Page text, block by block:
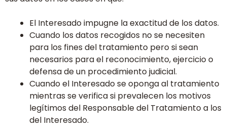
El Interesado impugne la exactitud de los datos.
Cuando los datos recogidos no se necesiten
para los fines del tratamiento pero si sean
necesarios para el reconocimiento, ejercicio o
defensa de un procedimiento judicial.
Cuando el Interesado se oponga al tratamiento
mientras se verifica si prevalecen los motivos
legítimos del Responsable del Tratamiento a los
del Interesado.